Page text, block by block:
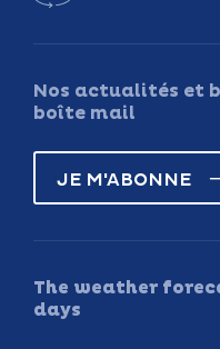
Nos actualités et
boîte mail
JE M'ABONNE
The weather
days